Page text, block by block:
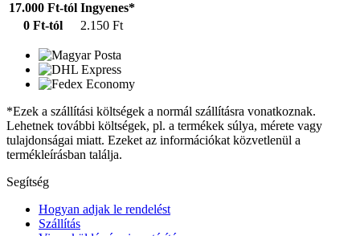
17.000 Ft-tól Ingyenes*
0 Ft-tól
2.150 Ft
*Ezek a szállítási költségek a normál szállításra vonatkoznak.
Lehetnek további költségek, pl. a termékek súlya, mérete vagy
tulajdonságai miatt. Ezeket az információkat közvetlenül a
termékleírásban találja.
Segítség
Hogyan adjak le rendelést
Szállítás